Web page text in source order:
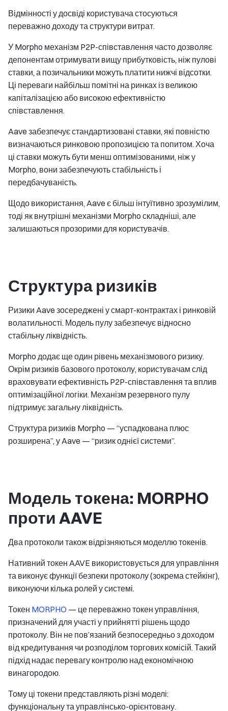
Відмінності у досвіді користувача стосуються
переважно доходу та структури витрат.
У Morpho механізм P2P-співставлення часто дозволяє
депонентам отримувати вищу прибутковість, ніж пулові
ставки, а позичальники можуть платити нижчі відсотки.
Ці переваги найбільш помітні на ринках із великою
капіталізацією або високою ефективністю
співставлення.
Aave забезпечує стандартизовані ставки, які повністю
визначаються ринковою пропозицією та попитом. Хоча
ці ставки можуть бути менш оптимізованими, ніж у
Morpho, вони забезпечують стабільність і
передбачуваність.
Щодо використання, Aave є більш інтуїтивно зрозумілим,
тоді як внутрішні механізми Morpho складніші, але
залишаються прозорими для користувачів.
Структура ризиків
Ризики Aave зосереджені у смарт-контрактах і ринковій
волатильності. Модель пулу забезпечує відносно
стабільну ліквідність.
Morpho додає ще один рівень механізмового ризику.
Окрім ризиків базового протоколу, користувачам слід
враховувати ефективність P2P-співставлення та вплив
оптимізаційної логіки. Механізм резервного пулу
підтримує загальну ліквідність.
Структура ризиків Morpho — “успадкована плюс
розширена”, у Aave — “ризик однієї системи”.
Модель токена: MORPHO
проти AAVE
Два протоколи також відрізняються моделлю токенів.
Нативний токен AAVE використовується для управління
та виконує функції безпеки протоколу (зокрема стейкінг),
виконуючи кілька ролей у системі.
Токен MORPHO — це переважно токен управління,
призначений для участі у прийнятті рішень щодо
протоколу. Він не пов’язаний безпосередньо з доходом
від кредитування чи розподілом торгових комісій. Такий
підхід надає перевагу контролю над економічною
винагородою.
Тому ці токени представляють різні моделі:
функціональну та управлінсько-орієнтовану.